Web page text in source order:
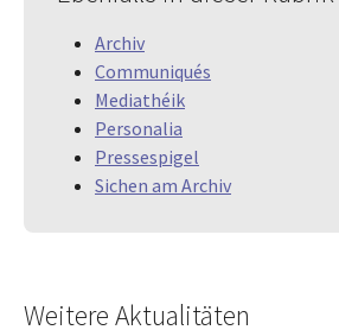
Archiv
Communiqués
Mediathéik
Personalia
Pressespigel
Sichen am Archiv
Weitere Aktualitäten